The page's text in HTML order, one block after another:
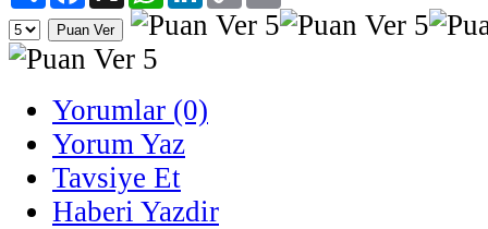
Yorumlar (0)
Yorum Yaz
Tavsiye Et
Haberi Yazdir